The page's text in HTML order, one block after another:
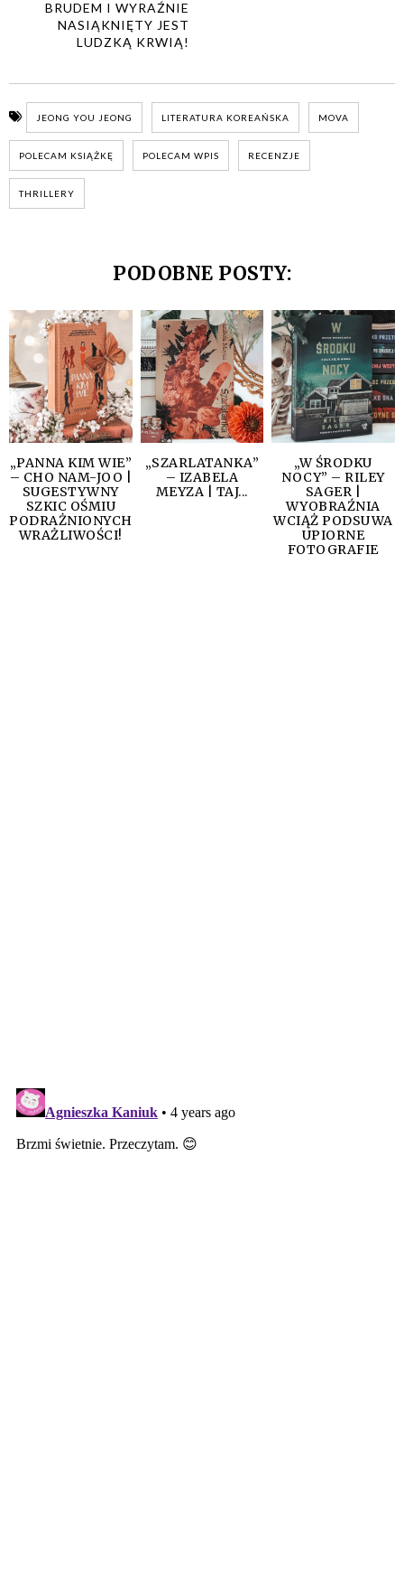
BRUDEM I WYRAŹNIE
NASIĄKNIĘTY JEST
LUDZKĄ KRWIĄ!
JEONG YOU JEONG LITERATURA KOREAŃSKA MOVA
POLECAM KSIĄŻKĘ POLECAM WPIS RECENZJE
THRILLERY
PODOBNE POSTY:
„PANNA KIM WIE”
– CHO NAM-JOO |
SUGESTYWNY
SZKIC OŚMIU
PODRAŻNIONYCH
WRAŻLIWOŚCI!
„SZARLATANKA”
– IZABELA
MEYZA | TAJ...
„W ŚRODKU
NOCY” – RILEY
SAGER |
WYOBRAŹNIA
WCIĄŻ PODSUWA
UPIORNE
FOTOGRAFIE